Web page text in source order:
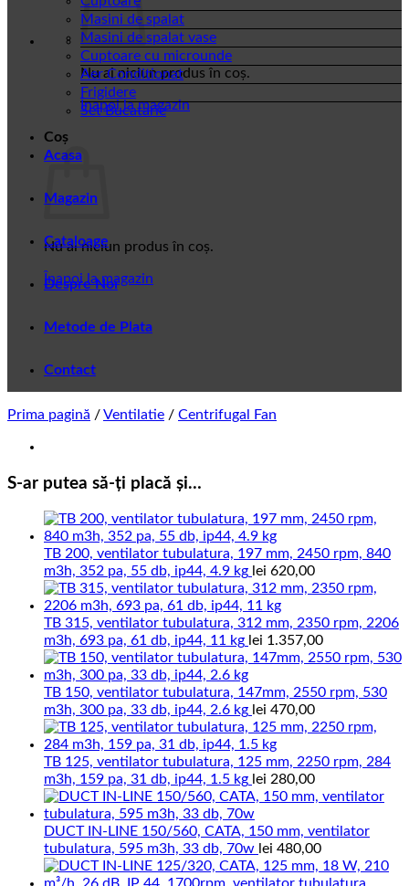
Nu ai niciun produs în coș.
Înapoi la magazin
Coș
Nu ai niciun produs în coș.
Înapoi la magazin
Masini de spalat
Masini de spalat vase
Cuptoare cu microunde
Aer Conditionat
Frigidere
Set Bucatarie
Acasa
Magazin
Cataloage
Despre Noi
Metode de Plata
Contact
Prima pagină /Ventilatie / Centrifugal Fan
S-ar putea să-ți placă și…
TB 200, ventilator tubulatura, 197 mm, 2450 rpm, 840
m3h, 352 pa, 55 db, ip44, 4.9 kg lei 620,00
TB 315, ventilator tubulatura, 312 mm, 2350 rpm, 2206
m3h, 693 pa, 61 db, ip44, 11 kg lei 1.357,00
TB 150, ventilator tubulatura, 147mm, 2550 rpm, 530
m3h, 300 pa, 33 db, ip44, 2.6 kg lei 470,00
TB 125, ventilator tubulatura, 125 mm, 2250 rpm, 284
m3h, 159 pa, 31 db, ip44, 1.5 kg lei 280,00
DUCT IN-LINE 150/560, CATA, 150 mm, ventilator
tubulatura, 595 m3h, 33 db, 70w lei 480,00